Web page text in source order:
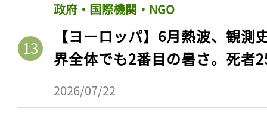
政府・国際機関・NGO
【ヨーロッパ】6月熱波、観
界全体でも2番目の暑さ。死者
2026/07/22